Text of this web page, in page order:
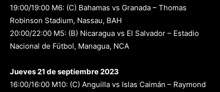
19:00/19:00 M6: (C) Bahamas vs Granada – Thomas
Robinson Stadium, Nassau, BAH
20:00/22:00 M5: (B) Nicaragua vs El Salvador – Estadio
Nacional de Fútbol, Managua, NCA
Jueves 21 de septiembre 2023
16:00/16:00 M10: (C) Anguilla vs Islas Caimán – Raymond